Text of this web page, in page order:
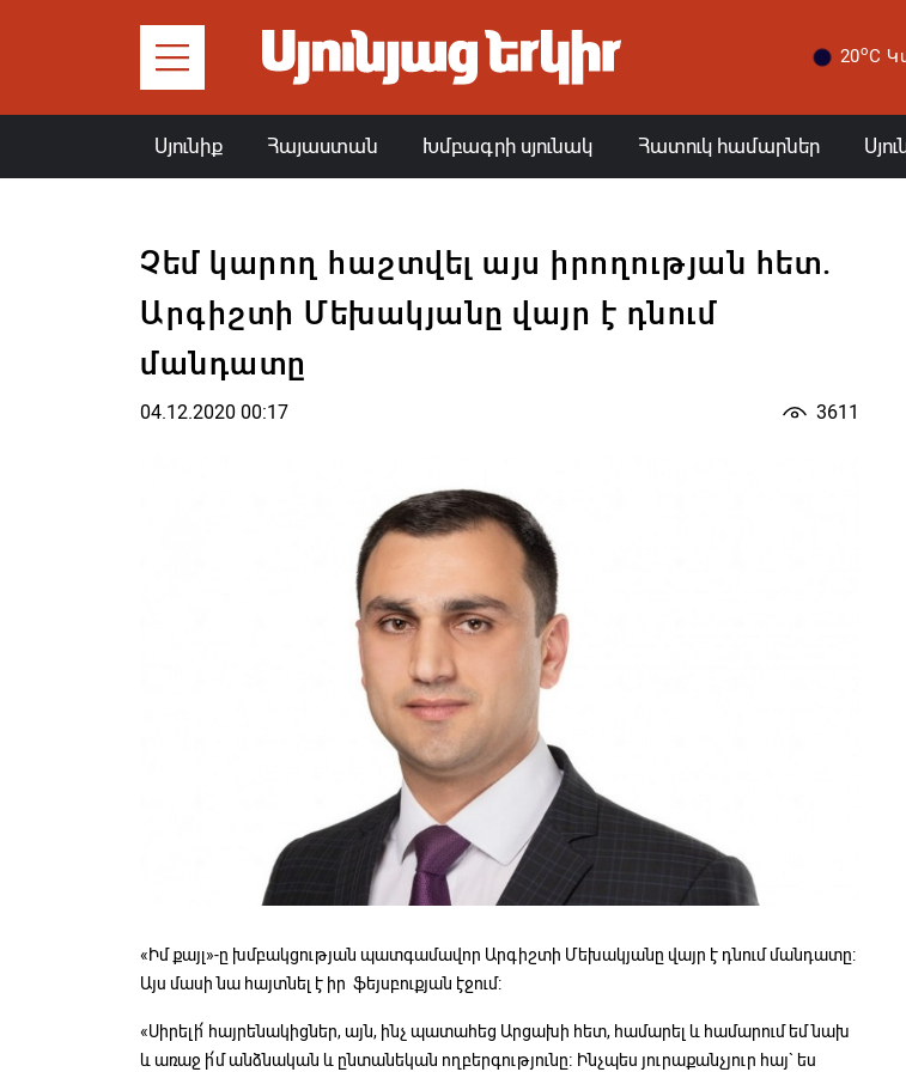
20oC
Սյունիք Հայաստան Խմբագրի սյունակ Հատուկ համարներ
Չեմ կարող հաշտվել այս իրողության հետ.
Արգիշտի Մեխակյանը վայր է դնում
մանդատը
04.12.2020 00:17 3611
«Իմ քայլ»-ը խմբակցության պատգամավոր Արգիշտի Մեխակյանը վայր է դնում մանդատը:
Այս մասի նա հայտնել է իր ֆեյսբուքյան էջում:
«Սիրելի՛ հայրենակիցներ, այն, ինչ պատահեց Արցախի հետ, համարել և համարում եմ նախ
և առաջ ի՛մ անձնական և ընտանեկան ողբերգությունը։ Ինչպես յուրաքանչյուր հայ` ես